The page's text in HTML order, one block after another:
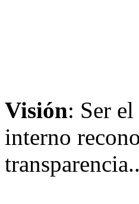
Visión: Ser
interno
transparencia..